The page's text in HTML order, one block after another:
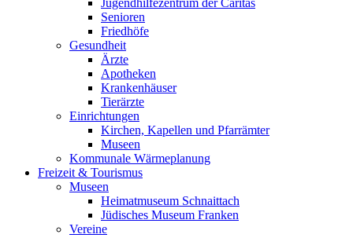
Jugendhilfezentrum der Caritas
Senioren
Friedhöfe
Gesundheit
Ärzte
Apotheken
Krankenhäuser
Tierärzte
Einrichtungen
Kirchen, Kapellen und Pfarrämter
Museen
Kommunale Wärmeplanung
Freizeit & Tourismus
Museen
Heimatmuseum Schnaittach
Jüdisches Museum Franken
Vereine